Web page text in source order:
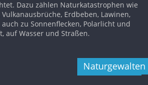
Dazu zählen Naturkatastrophen wie
Erdbeben, Lawinen,
zu Sonnenflecken, Polarlicht und
auf Wasser und Straßen.
Naturgewalten